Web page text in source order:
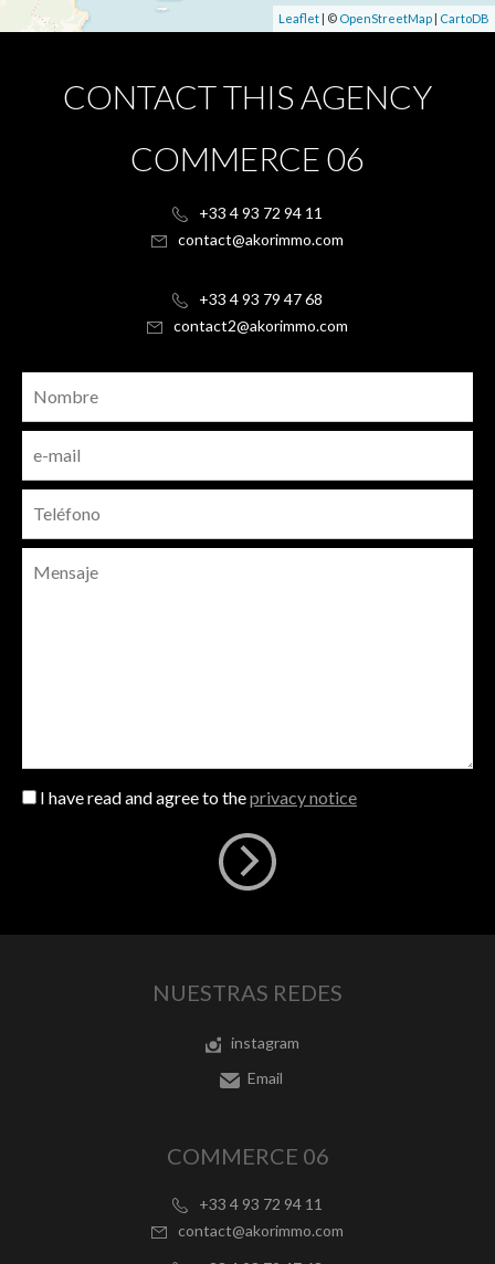
Leaflet | © OpenStreetMap | CartoDB
CONTACT THIS AGENCY
COMMERCE 06
+33 4 93 72 94 11
contact@akorimmo.com
+33 4 93 79 47 68
contact2@akorimmo.com
I have read and agree to theprivacy notice
NUESTRAS REDES
instagram
Email
COMMERCE 06
+33 4 93 72 94 11
contact@akorimmo.com